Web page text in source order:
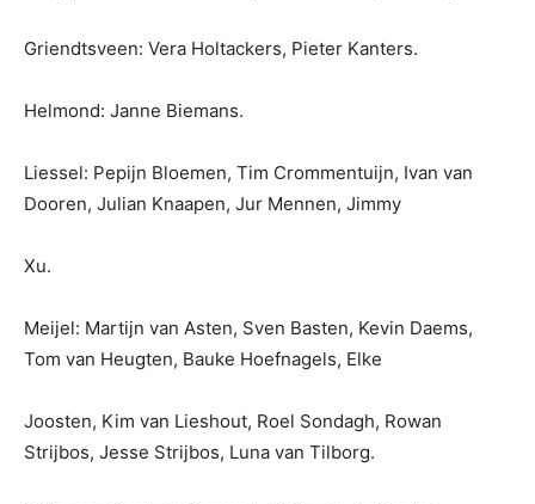
Griendtsveen: Vera Holtackers, Pieter Kanters.
Helmond: Janne Biemans.
Liessel: Pepijn Bloemen, Tim Crommentuijn, Ivan van
Dooren, Julian Knaapen, Jur Mennen, Jimmy
Xu.
Meijel: Martijn van Asten, Sven Basten, Kevin Daems,
Tom van Heugten, Bauke Hoefnagels, Elke
Joosten, Kim van Lieshout, Roel Sondagh, Rowan
Strijbos, Jesse Strijbos, Luna van Tilborg.